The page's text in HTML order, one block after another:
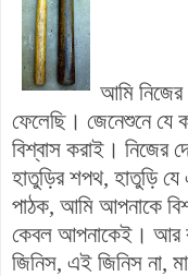
আমি
ফেলেছি। জেনেশুনে যে
বিশ্বাস করাই। নিজের
হাতুড়ির শপথ, হাতুড়ি
পাঠক, আমি আপনাকে
কেবল আপনাকেই। আর
জিনিস, এই জিনিস না,